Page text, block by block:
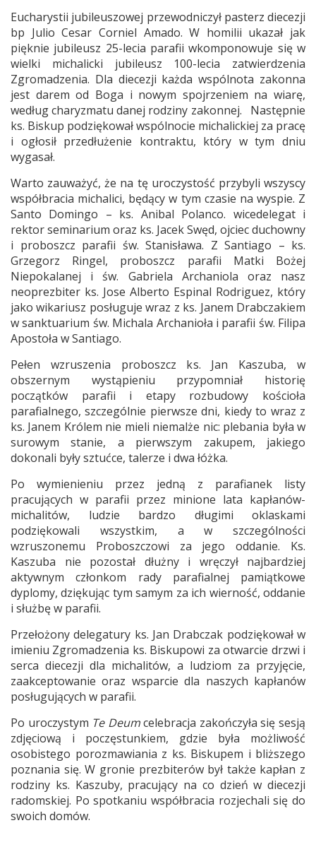
Eucharystii jubileuszowej przewodniczył pasterz diecezji
bp Julio Cesar Corniel Amado. W homilii ukazał jak
pięknie jubileusz 25-lecia parafii wkomponowuje się w
wielki michalicki jubileusz 100-lecia zatwierdzenia
Zgromadzenia. Dla diecezji każda wspólnota zakonna
jest darem od Boga i nowym spojrzeniem na wiarę,
według charyzmatu danej rodziny zakonnej. Następnie
ks. Biskup podziękował wspólnocie michalickiej za pracę
i ogłosił przedłużenie kontraktu, który w tym dniu
wygasał.
Warto zauważyć, że na tę uroczystość przybyli wszyscy
współbracia michalici, będący w tym czasie na wyspie. Z
Santo Domingo – ks. Anibal Polanco. wicedelegat i
rektor seminarium oraz ks. Jacek Swęd, ojciec duchowny
i proboszcz parafii św. Stanisława. Z Santiago – ks.
Grzegorz Ringel, proboszcz parafii Matki Bożej
Niepokalanej i św. Gabriela Archaniola oraz nasz
neoprezbiter ks. Jose Alberto Espinal Rodriguez, który
jako wikariusz posługuje wraz z ks. Janem Drabczakiem
w sanktuarium św. Michala Archanioła i parafii św. Filipa
Apostoła w Santiago.
Pełen wzruszenia proboszcz ks. Jan Kaszuba, w
obszernym wystąpieniu przypomniał historię
początków parafii i etapy rozbudowy kościoła
parafialnego, szczególnie pierwsze dni, kiedy to wraz z
ks. Janem Królem nie mieli niemalże nic: plebania była w
surowym stanie, a pierwszym zakupem, jakiego
dokonali były sztućce, talerze i dwa łóżka.
Po wymienieniu przez jedną z parafianek listy
pracujących w parafii przez minione lata kapłanów-
michalitów, ludzie bardzo długimi oklaskami
podziękowali wszystkim, a w szczególności
wzruszonemu Proboszczowi za jego oddanie. Ks.
Kaszuba nie pozostał dłużny i wręczył najbardziej
aktywnym członkom rady parafialnej pamiątkowe
dyplomy, dziękując tym samym za ich wierność, oddanie
i służbę w parafii.
Przełożony delegatury ks. Jan Drabczak podziękował w
imieniu Zgromadzenia ks. Biskupowi za otwarcie drzwi i
serca diecezji dla michalitów, a ludziom za przyjęcie,
zaakceptowanie oraz wsparcie dla naszych kapłanów
posługujących w parafii.
Po uroczystym Te Deumcelebracja zakończyła się sesją
zdjęciową i poczęstunkiem, gdzie była możliwość
osobistego porozmawiania z ks. Biskupem i bliższego
poznania się. W gronie prezbiterów był także kapłan z
rodziny ks. Kaszuby, pracujący na co dzień w diecezji
radomskiej. Po spotkaniu współbracia rozjechali się do
swoich domów.